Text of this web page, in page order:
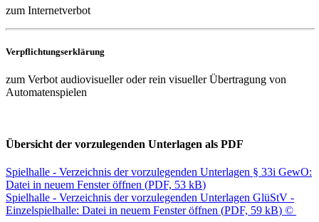
zum Internetverbot
Verpflichtungserklärung
zum Verbot audiovisueller oder rein visueller Übertragung von
Automatenspielen
Übersicht der vorzulegenden Unterlagen als PDF
Spielhalle - Verzeichnis der vorzulegenden Unterlagen § 33i GewO:
Datei in neuem Fenster öffnen (PDF, 53 kB)
Spielhalle - Verzeichnis der vorzulegenden Unterlagen GlüStV -
Einzelspielhalle: Datei in neuem Fenster öffnen (PDF, 59 kB) ©